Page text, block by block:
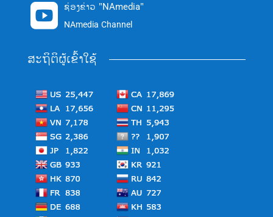
 ຊ່ອງຂ່າວ "NAmedia"
NAmedia Channel
ສະຖິຕິຜູ້ເຂົ້າໃຊ້